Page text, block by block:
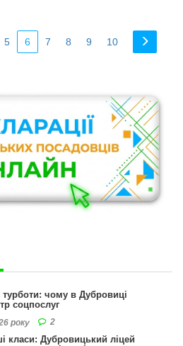
5 6 7 8 9 10
турботи: чому в Дубровиці
соцпослуг
року 2
класи: Дубровицький ліцей